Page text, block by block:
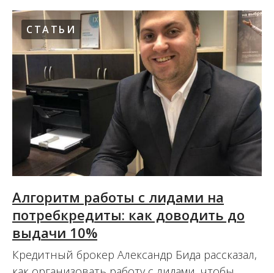
СТАТЬИ
Алгоритм работы с лидами на
потребкредиты: как доводить до
выдачи 10%
Кредитный брокер Александр Бида рассказал,